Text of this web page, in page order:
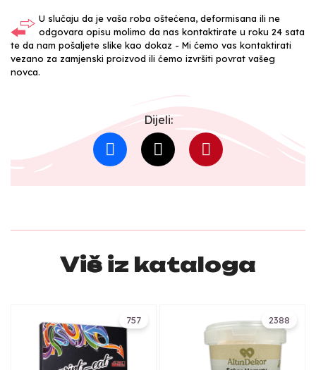
U slučaju da je vaša roba oštećena, deformisana ili ne
odgovara opisu molimo da nas kontaktirate u roku 24 sata
te da nam pošaljete slike kao dokaz - Mi ćemo vas kontaktirati
vezano za zamjenski proizvod ili ćemo izvršiti povrat vašeg
novca.
Dijeli:
Više iz kataloga
757 2388